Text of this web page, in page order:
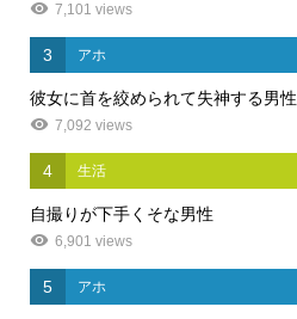
7,101 views
3 アホ
彼女に首を絞められて失神する男性
7,092 views
4 生活
自撮りが下手くそな男性
6,901 views
5 アホ